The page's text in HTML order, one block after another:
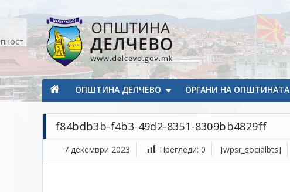
Општина Делчево
Општина Делчево
ОПШТИНА ДЕЛЧЕВО ОРГАНИ НА ОПШТИНАТА
f84bdb3b-f4b3-49d2-8351-8309bb4829ff
7 декември 2023 Прегледи: 0 [wpsr_socialbts]